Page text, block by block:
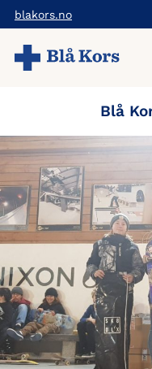
Hopp
til
hovedinnholdet
blakors.no
Blå